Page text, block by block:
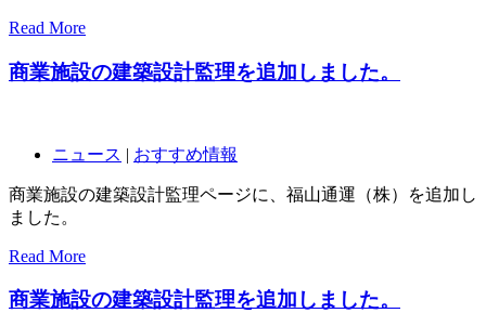
Read More
商業施設の建築設計監理を追加しました。
ニュース | おすすめ情報
商業施設の建築設計監理ページに、福山通運（株）を追加し
ました。
Read More
商業施設の建築設計監理を追加しました。